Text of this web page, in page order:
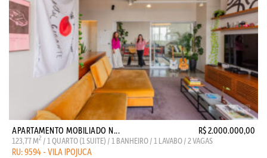
APARTAMENTO MOBILIADO N... R$ 2.000.000,00
123,77 M2 / 1 QUARTO (1 SUITE) / 1 BANHEIRO / 1 LAVABO / 2 VAGAS
RU: 9594 - VILA IPOJUCA